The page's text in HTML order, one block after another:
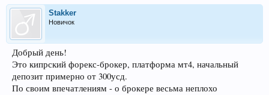
Stakker
Новичок
Добрый день!
Это кипрский форекс-брокер, платформа мт4, начальный
депозит примерно от 300усд.
По своим впечатлениям - о брокере весьма неплохо